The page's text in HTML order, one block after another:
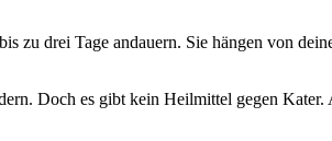
zu drei Tage andauern. Sie hängen von
Doch es gibt kein Heilmittel gegen Kater.